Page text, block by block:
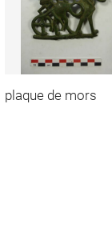
plaque de mors